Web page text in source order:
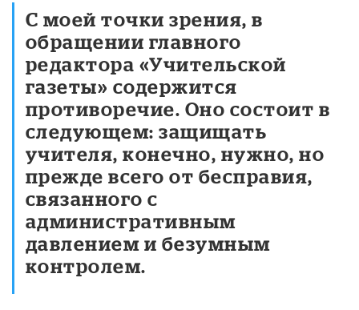
C моей точки зрения, в
обращении главного
редактора «Учительской
газеты» содержится
противоречие. Оно состоит в
следующем: защищать
учителя, конечно, нужно, но
прежде всего от бесправия,
связанного с
административным
давлением и безумным
контролем.